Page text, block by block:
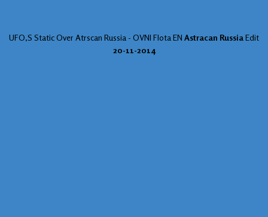
UFO,S Static Over Atrscan Russia - OVNI Flota EN Astracan RussiaEdit
20-11-2014